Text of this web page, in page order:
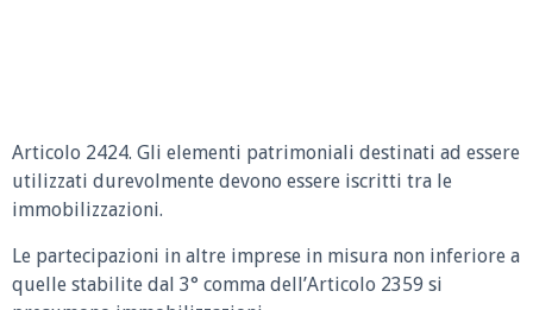
Articolo 2424. Gli elementi patrimoniali destinati ad essere
utilizzati durevolmente devono essere iscritti tra le
immobilizzazioni.
Le partecipazioni in altre imprese in misura non inferiore a
quelle stabilite dal 3° comma dell’Articolo 2359 si